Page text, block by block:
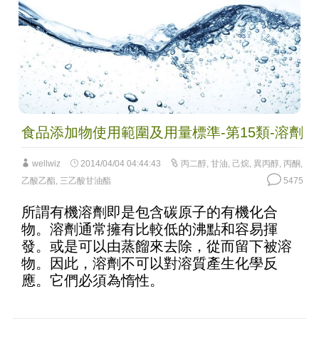
食品添加物使用範圍及用量標準-第15類-溶劑
wellwiz 2014/04/04 04:44:43 丙二醇, 甘油, 己烷, 異丙醇, 丙酮 ,
乙酸乙酯, 三乙酸甘油酯 5475
所謂有機溶劑即是包含碳原子的有機化合
物。溶劑通常擁有比較低的沸點和容易揮
發。或是可以由蒸餾來去除，從而留下被溶
物。因此，溶劑不可以對溶質產生化學反
應。它們必須為惰性。